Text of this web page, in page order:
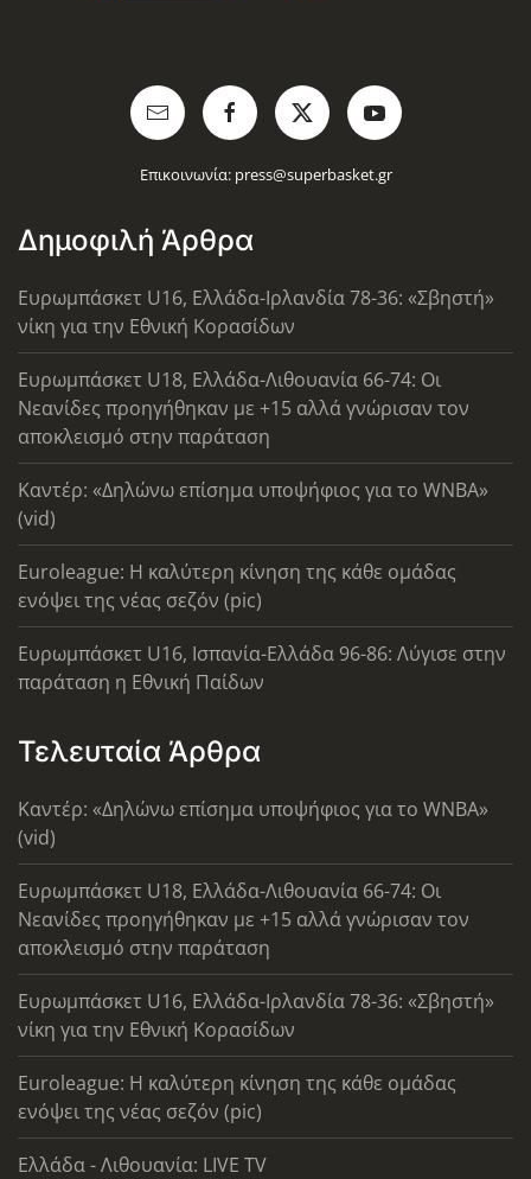
Επικοινωνία: press@superbasket.gr
Δημοφιλή Άρθρα
Ευρωμπάσκετ U16, Ελλάδα-Ιρλανδία 78-36: «Σβηστή»
νίκη για την Εθνική Κορασίδων
Ευρωμπάσκετ U18, Ελλάδα-Λιθουανία 66-74: Οι
Νεανίδες προηγήθηκαν με +15 αλλά γνώρισαν τον
αποκλεισμό στην παράταση
Καντέρ: «Δηλώνω επίσημα υποψήφιος για το WNBA»
(vid)
Euroleague: Η καλύτερη κίνηση της κάθε ομάδας
ενόψει της νέας σεζόν (pic)
Ευρωμπάσκετ U16, Ισπανία-Ελλάδα 96-86: Λύγισε στην
παράταση η Εθνική Παίδων
Τελευταία Άρθρα
Καντέρ: «Δηλώνω επίσημα υποψήφιος για το WNBA»
(vid)
Ευρωμπάσκετ U18, Ελλάδα-Λιθουανία 66-74: Οι
Νεανίδες προηγήθηκαν με +15 αλλά γνώρισαν τον
αποκλεισμό στην παράταση
Ευρωμπάσκετ U16, Ελλάδα-Ιρλανδία 78-36: «Σβηστή»
νίκη για την Εθνική Κορασίδων
Euroleague: Η καλύτερη κίνηση της κάθε ομάδας
ενόψει της νέας σεζόν (pic)
Ελλάδα - Λιθουανία: LIVE TV